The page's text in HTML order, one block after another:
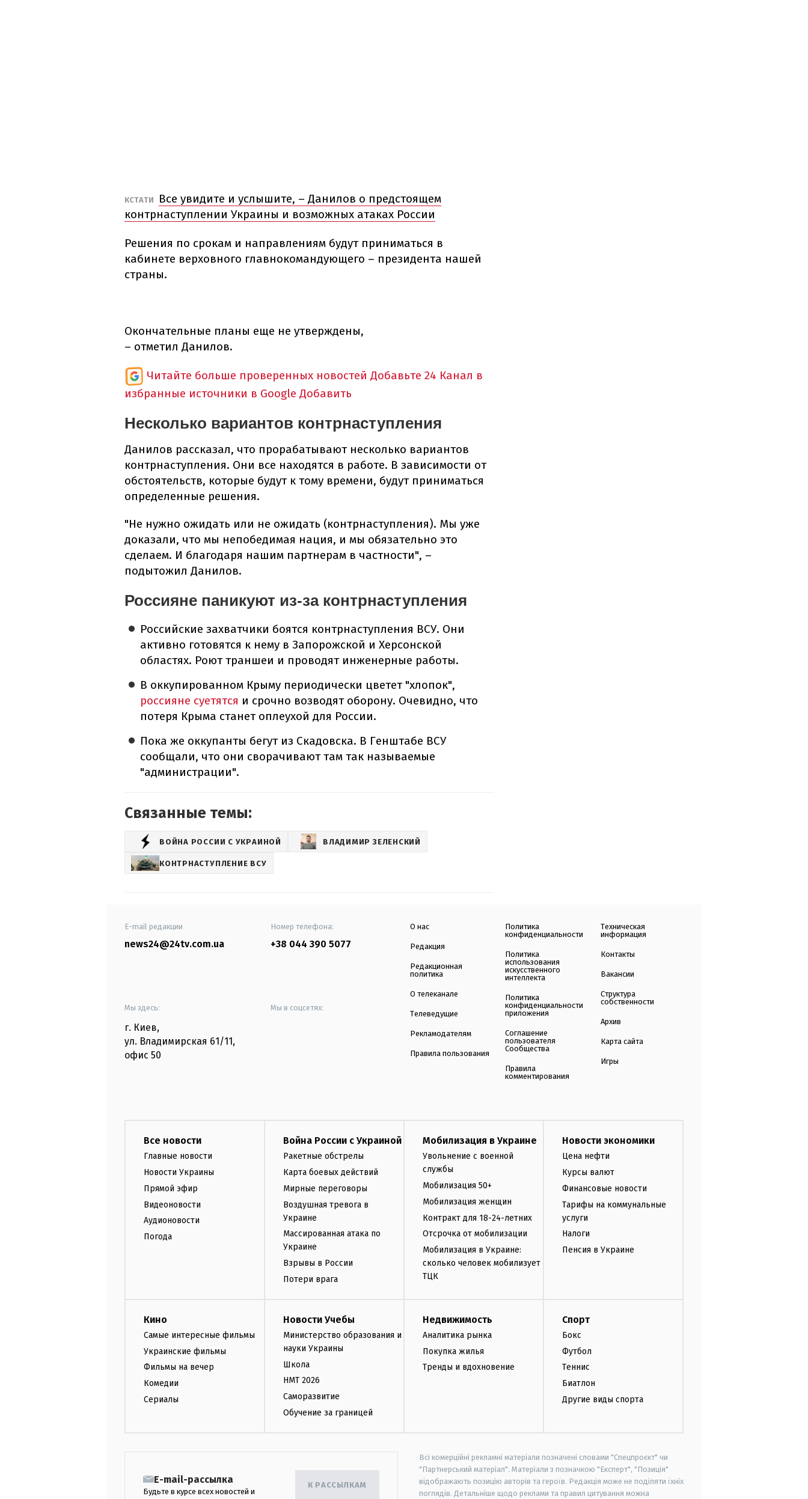
КСТАТИ
Все увидите и услышите, – Данилов о предстоящем
контрнаступлении Украины и возможных атаках России
Решения по срокам и направлениям будут приниматься в
кабинете верховного главнокомандующего – президента нашей
страны.
Окончательные планы еще не утверждены,
– отметил Данилов.
Читайте больше проверенных новостей Добавьте 24 Канал в
избранные источники в Google Добавить
Несколько вариантов контрнаступления
Данилов рассказал, что прорабатывают несколько вариантов
контрнаступления. Они все находятся в работе. В зависимости от
обстоятельств, которые будут к тому времени, будут приниматься
определенные решения.
"Не нужно ожидать или не ожидать (контрнаступления). Мы уже
доказали, что мы непобедимая нация, и мы обязательно это
сделаем. И благодаря нашим партнерам в частности", –
подытожил Данилов.
Россияне паникуют из-за контрнаступления
Российские захватчики боятся контрнаступления ВСУ. Они
активно готовятся к нему в Запорожской и Херсонской
областях. Роют траншеи и проводят инженерные работы.
В оккупированном Крыму периодически цветет "хлопок",
россияне суетятся и срочно возводят оборону. Очевидно, что
потеря Крыма станет оплеухой для России.
Пока же оккупанты бегут из Скадовска. В Генштабе ВСУ
сообщали, что они сворачивают там так называемые
"администрации".
Связанные темы:
ВОЙНА РОССИИ С УКРАИНОЙ ВЛАДИМИР ЗЕЛЕНСКИЙ
КОНТРНАСТУПЛЕНИЕ ВСУ
E-mail редакции
news24@24tv.com.ua
Номер телефона:
+38 044 390 5077
Мы здесь:
г. Киев,
ул. Владимирская 61/11,
офис 50
Мы в соцсетях:
О нас
Редакция
Редакционная
политика
О телеканале
Телеведущие
Рекламодателям
Правила пользования
Политика
конфиденциальности
Политика
использования
искусственного
интеллекта
Политика
конфиденциальности
приложения
Соглашение
пользователя
Сообщества
Правила
комментирования
Техническая
информация
Контакты
Вакансии
Структура
собственности
Архив
Карта сайта
Игры
Все новости
Главные новости
Новости Украины
Прямой эфир
Видеоновости
Аудионовости
Погода
Война России с Украиной
Ракетные обстрелы
Карта боевых действий
Мирные переговоры
Воздушная тревога в
Украине
Массированная атака по
Украине
Взрывы в России
Потери врага
Мобилизация в Украине
Увольнение с военной
службы
Мобилизация 50+
Мобилизация женщин
Контракт для 18-24-летних
Отсрочка от мобилизации
Мобилизация в Украине:
сколько человек мобилизует
ТЦК
Новости экономики
Цена нефти
Курсы валют
Финансовые новости
Тарифы на коммунальные
услуги
Налоги
Пенсия в Украине
Кино
Самые интересные фильмы
Украинские фильмы
Фильмы на вечер
Комедии
Сериалы
Новости Учебы
Министерство образования и
науки Украины
Школа
НМТ 2026
Саморазвитие
Обучение за границей
Недвижимость
Аналитика рынка
Покупка жилья
Тренды и вдохновение
Спорт
Бокс
Футбол
Теннис
Биатлон
Другие виды спорта
E-mail-рассылка
Будьте в курсе всех новостей и
К РАССЫЛКАМ
Всі комерційні рекламні матеріали позначені словами "Спецпроєкт" чи
"Партнерський матеріал". Матеріали з позначкою "Експерт", "Позиція"
відображають позицію авторів та героїв. Редакція може не поділяти їхніх
поглядів. Детальніше щодо реклами та правил цитування можна